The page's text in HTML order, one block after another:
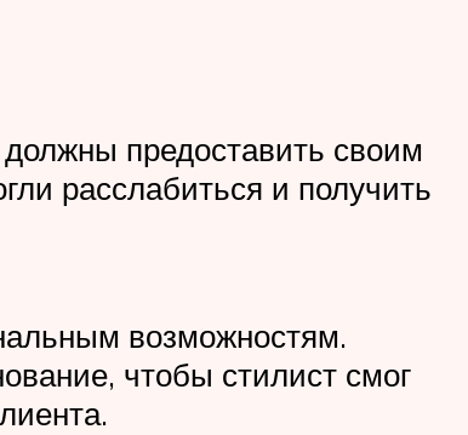
предоставить своим
расслабиться и получить
возможностям.
чтобы стилист смог